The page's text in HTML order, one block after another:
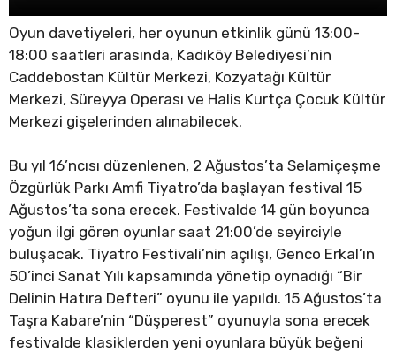
Oyun davetiyeleri, her oyunun etkinlik günü 13:00-
18:00 saatleri arasında, Kadıköy Belediyesi’nin
Caddebostan Kültür Merkezi, Kozyatağı Kültür
Merkezi, Süreyya Operası ve Halis Kurtça Çocuk Kültür
Merkezi gişelerinden alınabilecek.
Bu yıl 16’ncısı düzenlenen, 2 Ağustos’ta Selamiçeşme
Özgürlük Parkı Amfi Tiyatro’da başlayan festival 15
Ağustos’ta sona erecek. Festivalde 14 gün boyunca
yoğun ilgi gören oyunlar saat 21:00’de seyirciyle
buluşacak. Tiyatro Festivali’nin açılışı, Genco Erkal’ın
50’inci Sanat Yılı kapsamında yönetip oynadığı “Bir
Delinin Hatıra Defteri” oyunu ile yapıldı. 15 Ağustos’ta
Taşra Kabare’nin “Düşperest” oyunuyla sona erecek
festivalde klasiklerden yeni oyunlara büyük beğeni